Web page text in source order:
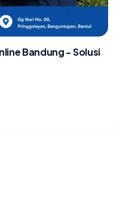
Bandung - Solusi